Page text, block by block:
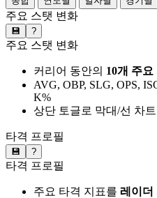
주요 스탯 변화
💾 ?
주요 스탯 변화
커리어 동안의 10개 주요
AVG, OBP, SLG, OPS,
K%
상단 토글로 막대/선 차
타격 프로필
💾 ?
타격 프로필
주요 타격 지표를 레이더